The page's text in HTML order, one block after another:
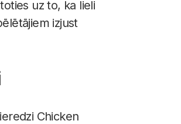
uz to, ka lieli
izjust
Chicken